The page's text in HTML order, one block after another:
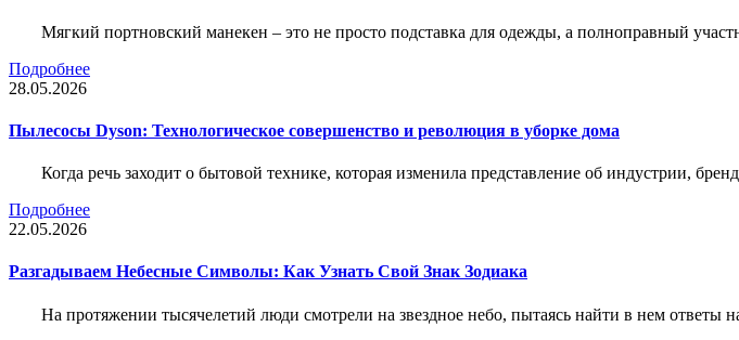
Мягкий портновский манекен – это не просто подставка для одежды, а полноправный
Подробнее
28.05.2026
Пылесосы Dyson: Технологическое совершенство и революция в уборке дома
Когда речь заходит о бытовой технике, которая изменила представление об индустрии,
Подробнее
22.05.2026
Разгадываем Небесные Символы: Как Узнать Свой Знак Зодиака
На протяжении тысячелетий люди смотрели на звездное небо, пытаясь найти в нем ответы